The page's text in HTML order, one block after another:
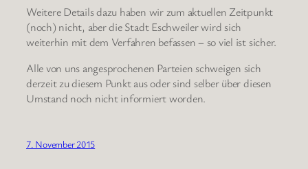
Weitere Details dazu haben wir zum aktuellen Zeitpunkt
(noch) nicht, aber die Stadt Eschweiler wird sich
weiterhin mit dem Verfahren befassen – so viel ist sicher.
Alle von uns angesprochenen Parteien schweigen sich
derzeit zu diesem Punkt aus oder sind selber über diesen
Umstand noch nicht informiert worden.
7. November 2015